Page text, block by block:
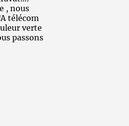
, nous
télécom
verte
passons